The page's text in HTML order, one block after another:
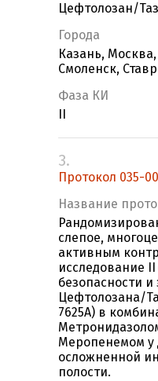
Цефтолозан/
Города
Казань,
Смоленск,
Фаза КИ
3.
Протокол 035-00
Название
слепое,
активным
исследование
безопасности
Цефтолозана/
7625A) в
Меропенемом у
осложненной
полости.